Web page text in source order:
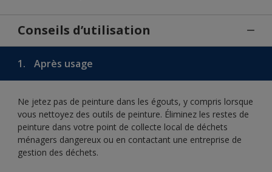
Conseils d’utilisation
1. Après usage
Ne jetez pas de peinture dans les égouts, y compris lorsque
vous nettoyez des outils de peinture. Éliminez les restes de
peinture dans votre point de collecte local de déchets
ménagers dangereux ou en contactant une entreprise de
gestion des déchets.